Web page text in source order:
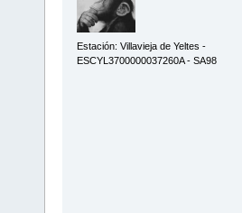
Estación: Villavieja de Yeltes -
ESCYL3700000037260A - SA98